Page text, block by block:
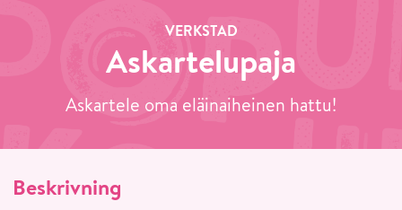
VERKSTAD
Askartelupaja
Askartele oma eläinaiheinen hattu!
Beskrivning